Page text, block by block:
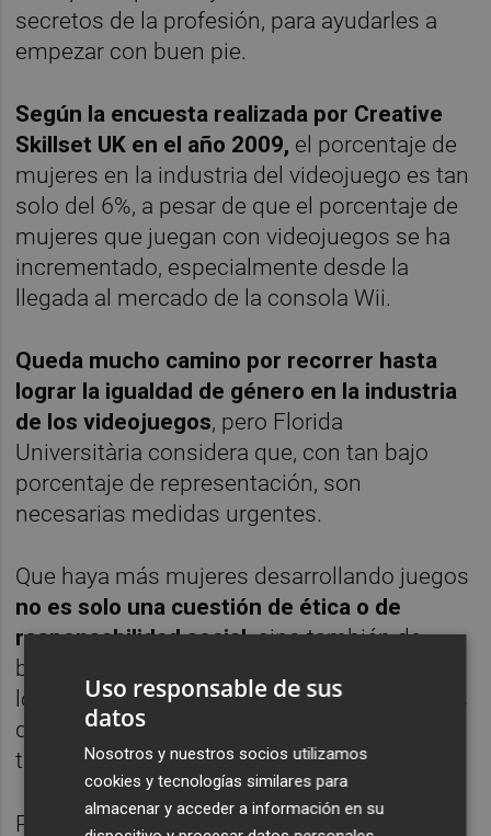
secretos de la profesión, para ayudarles a
empezar con buen pie.
Según la encuesta realizada por Creative
Skillset UK en el año 2009, el porcentaje de
mujeres en la industria del videojuego es tan
solo del 6%, a pesar de que el porcentaje de
mujeres que juegan con videojuegos se ha
incrementado, especialmente desde la
llegada al mercado de la consola Wii.
Queda mucho camino por recorrer hasta
lograr la igualdad de género en la industria
de los videojuegos, pero Florida
Universitària considera que, con tan bajo
porcentaje de representación, son
necesarias medidas urgentes.
Que haya más mujeres desarrollando juegos
no es solo una cuestión de ética o de
responsabilidad social,sino también de
buena gestión empresarial. La diversidad en
los equipos de diseño permitirá crear juegos
que lleguen a una mayor audiencia y, por
tanto, con mayor éxito de ventas.
Por este motivo, el máster se ha
Uso responsable de sus
datos
Nosotros y nuestros socios utilizamos
cookies y tecnologías similares para
almacenar y acceder a información en su